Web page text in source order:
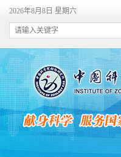
2026年8月8日 星期六